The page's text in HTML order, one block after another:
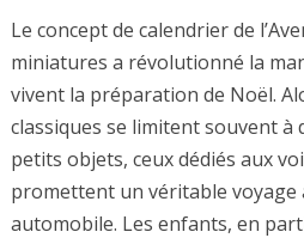
Le concept de calendrier de
miniatures a révolutionné la
vivent la préparation de Noël.
classiques se limitent souvent à
petits objets, ceux dédiés aux
promettent un véritable voyage
automobile. Les enfants, en